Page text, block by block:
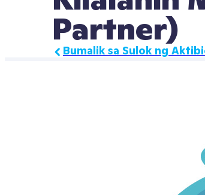
Partner)
Bumalik sa Sulok ng